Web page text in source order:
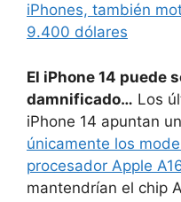
iPhones, también
9.400 dólares
El iPhone 14 puede
damnificado… Los
iPhone 14 apuntan
únicamente los
procesador Apple
mantendrían el chip